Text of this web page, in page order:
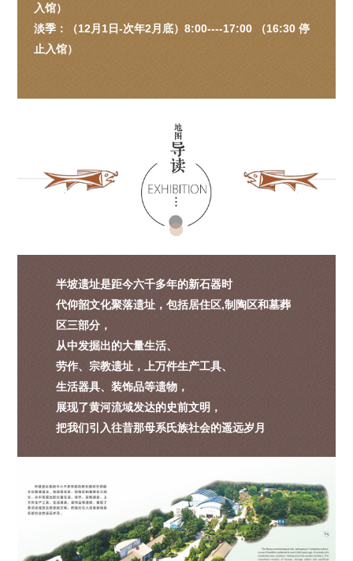
入馆）
淡季：（12月1日-次年2月底）8:00----17:00 （16:30 停
止入馆）
半坡遗址是距今六千多年的新石器时
代仰韶文化聚落遗址，包括居住区,制陶区和墓葬
区三部分，
从中发掘出的大量生活、
劳作、宗教遗址，上万件生产工具、
生活器具、装饰品等遗物，
展现了黄河流域发达的史前文明，
把我们引入往昔那母系氏族社会的遥远岁月